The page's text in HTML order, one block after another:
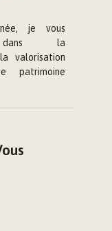
je vous
dans la
valorisation
patrimoine